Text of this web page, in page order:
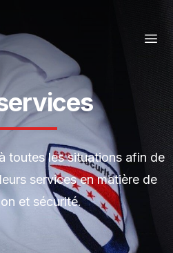
toutes les situations afin de
services en matière de
et sécurité.